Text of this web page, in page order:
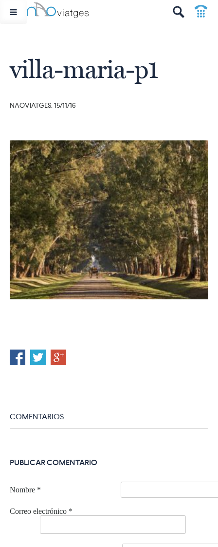
villa-maria-p1
NAOVIATGES. 15/11/16
COMENTARIOS
PUBLICAR COMENTARIO
Nombre *
Correo electrónico *
t
p